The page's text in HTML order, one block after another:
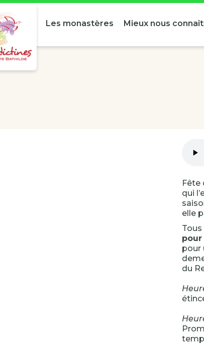
Les monastères Mieux nous
Fête
qui
elle
pour
pour
du